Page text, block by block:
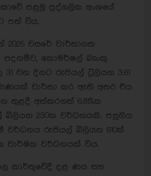
පළමු පුද්ගලික අංශයේ
පත් විය.
වසරේ වාර්තාගත
පදනම්ව, කොමර්ෂල් බැංකු
31 වන දිනට රුපියල් ට්‍රිලියන 3.61
වාර්තා කර ඇති අතර එය
තුළදී අත්කරගත් 6.81%ක
230ක වර්ධනයකි. පසුගිය
වර්ධනය රුපියල් බිලියන 610ක්
වාර්ෂික වර්ධනයක් විය.
කාර්තුවේදී දළ ණය සහ